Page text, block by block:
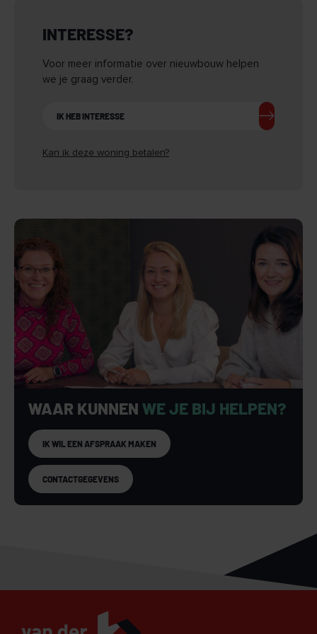
INTERESSE?
Voor meer informatie over nieuwbouw helpen
we je graag verder.
IK HEB INTERESSE
Kan ik deze woning betalen?
WAAR KUNNEN WE JE BIJ HELPEN?
IK WIL EEN AFSPRAAK MAKEN
CONTACTGEGEVENS